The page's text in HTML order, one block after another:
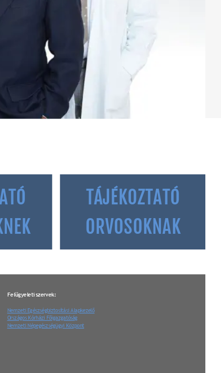
Felügyeleti szervek:
Nemzeti Egészségbiztosítási Alapkezelő
Országos Kórházi Főigazgatóság
Nemzeti Népegészségügyi Központ
TÁJÉKOZTATÓ
ORVOSOKNAK